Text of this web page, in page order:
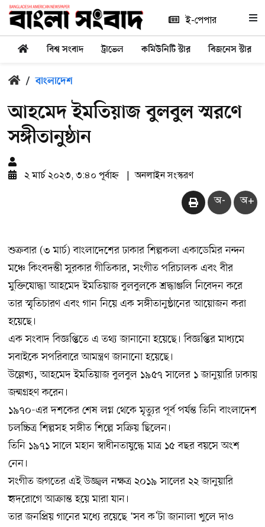
ই-পেপার
বিশ্ব সংবাদ ট্রাভেল কমিউনিটি স্টার বিজনেস স্টার
/ বাংলাদেশ
আহমেদ ইমতিয়াজ বুলবুল স্মরণে
সঙ্গীতানুষ্ঠান
২ মার্চ ২০২৩, ৩:৪০ পূর্বাহ্ন অনলাইন সংস্করণ
অ- অ+
শুক্রবার (৩ মার্চ) বাংলাদেশের ঢাকার শিল্পকলা একাডেমির নন্দন
মঞ্চে কিংবদন্তী সুরকার গীতিকার, সংগীত পরিচালক এবং বীর
মুক্তিযোদ্ধা আহমেদ ইমতিয়াজ বুলবুলকে শ্রদ্ধাঞ্জলি নিবেদন করে
তার স্মৃতিচারণ এবং গান নিয়ে এক সঙ্গীতানুষ্ঠানের আয়োজন করা
হয়েছে।
এক সংবাদ বিজ্ঞপ্তিতে এ তথ্য জানানো হয়েছে। বিজ্ঞপ্তির মাধ্যমে
সবাইকে সপরিবারে আমন্ত্রণ জানানো হয়েছে।
উল্লেখ্য, আহমেদ ইমতিয়াজ বুলবুল ১৯৫৭ সালের ১ জানুয়ারি ঢাকায়
জন্মগ্রহণ করেন।
১৯৭০-এর দশকের শেষ লগ্ন থেকে মৃত্যুর পূর্ব পর্যন্ত তিনি বাংলাদেশ
চলচ্চিত্র শিল্পসহ সঙ্গীত শিল্পে সক্রিয় ছিলেন।
তিনি ১৯৭১ সালে মহান স্বাধীনতাযুদ্ধে মাত্র ১৫ বছর বয়সে অংশ
নেন।
সংগীত জগতের এই উজ্জ্বল নক্ষত্র ২০১৯ সালের ২২ জানুয়ারি
হৃদরোগে আক্রান্ত হয়ে মারা যান।
তার জনপ্রিয় গানের মধ্যে রয়েছে ‘সব ক’টা জানালা খুলে দাও